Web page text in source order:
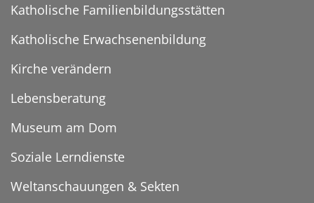
Katholische Familienbildungsstätten
Katholische Erwachsenenbildung
Kirche verändern
Lebensberatung
Museum am Dom
Soziale Lerndienste
Weltanschauungen & Sekten